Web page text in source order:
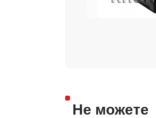
Не можете